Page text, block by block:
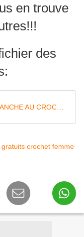
en trouve
des
crochet femme